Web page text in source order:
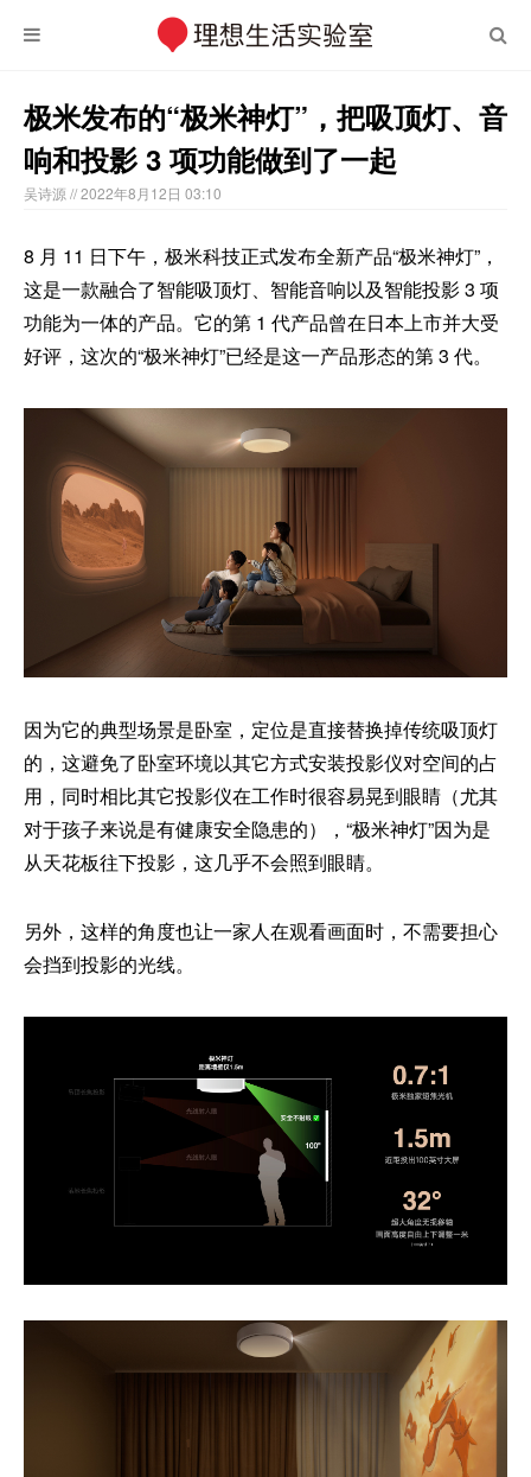
极米发布的“极米神灯”，把吸顶灯、音
响和投影 3 项功能做到了一起
吴诗源 // 2022年8月12日 03:10
8 月 11 日下午，极米科技正式发布全新产品“极米神灯”，
这是一款融合了智能吸顶灯、智能音响以及智能投影 3 项
功能为一体的产品。它的第 1 代产品曾在日本上市并大受
好评，这次的“极米神灯”已经是这一产品形态的第 3 代。
因为它的典型场景是卧室，定位是直接替换掉传统吸顶灯
的，这避免了卧室环境以其它方式安装投影仪对空间的占
用，同时相比其它投影仪在工作时很容易晃到眼睛（尤其
对于孩子来说是有健康安全隐患的），“极米神灯”因为是
从天花板往下投影，这几乎不会照到眼睛。
另外，这样的角度也让一家人在观看画面时，不需要担心
会挡到投影的光线。